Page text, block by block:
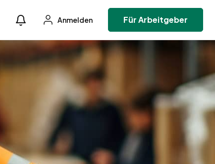
Anmelden Für Arbeitgeber